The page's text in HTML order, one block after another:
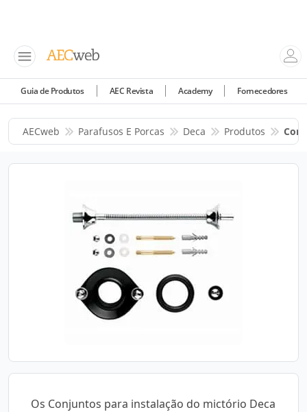
Guia de Produtos AEC Revista Academy Fornecedores
AECweb Parafusos E Porcas Deca Produtos
Os Conjuntos para instalação do mictório Deca